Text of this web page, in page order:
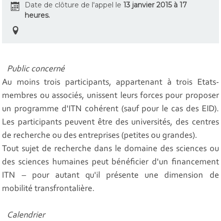
Date de clôture de l'appel le13 janvier 2015 à 17
heures.
Public concerné
Au moins trois participants, appartenant à trois Etats-
membres ou associés, unissent leurs forces pour proposer
un programme d'ITN cohérent (sauf pour le cas des EID).
Les participants peuvent être des universités, des centres
de recherche ou des entreprises (petites ou grandes).
Tout sujet de recherche dans le domaine des sciences ou
des sciences humaines peut bénéficier d'un financement
ITN – pour autant qu'il présente une dimension de
mobilité transfrontalière.
Calendrier